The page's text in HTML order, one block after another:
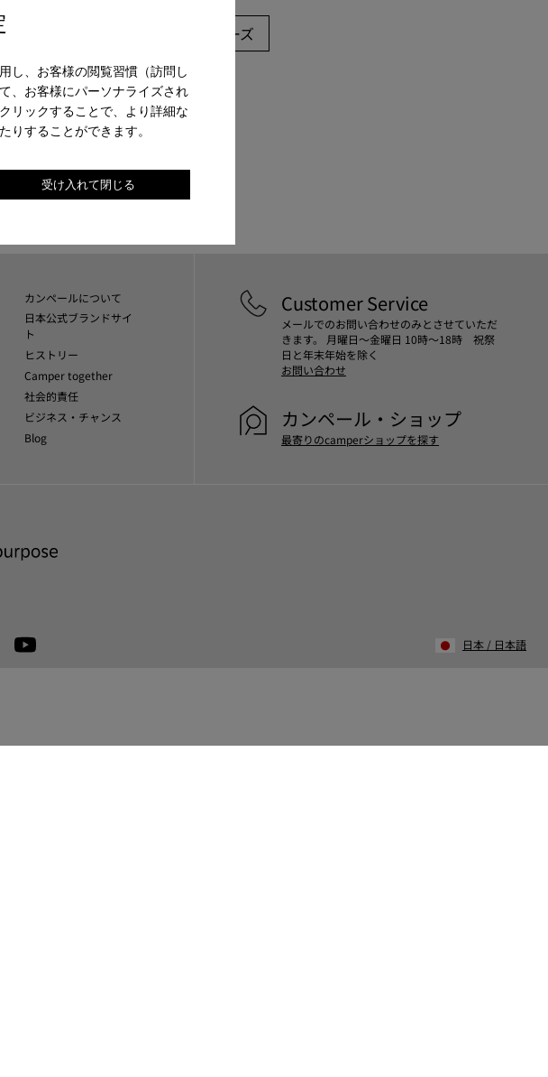
し、お客様の閲覧習慣（訪問し
、お客様にパーソナライズされ
リックすることで、より詳細な
りすることができます。
受け入れて閉じる
ル
フラットシューズ
カンペールについて
日本公式ブランドサイ
ト
ヒストリー
Camper together
社会的責任
ビジネス・チャンス
Blog
Customer Service
メールでのお問い合わせのみとさせていただ
きます。 月曜日～金曜日 10時～18時 祝祭
日と年末年始を除く
お問い合わせ
カンペール・ショップ
最寄りのcamperショップを探す
日本 / 日本語